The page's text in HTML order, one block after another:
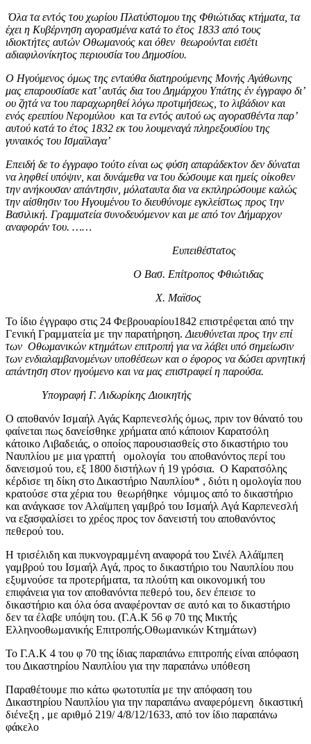
Όλα τα εντός του χωρίου Πλατύστομου της Φθιώτιδας κτήματα, τα
έχει η Κυβέρνηση αγορασμένα κατά το έτος 1833 από τους
ιδιοκτήτες αυτών Οθωμανούς και όθεν θεωρούνται εισέτι
αδιαφιλονίκητος περιουσία του Δημοσίου.
Ο Ηγούμενος όμως της ενταύθα διατηρούμενης Μονής Αγάθωνης
μας επαρουσίασε κατ’ αυτάς δια του Δημάρχου Υπάτης έν έγγραφο δι’
ου ζητά να του παραχωρηθεί λόγω προτιμήσεως, το λιβάδιον και
ενός ερειπίου Νερομύλου και τα εντός αυτού ως αγορασθέντα παρ’
αυτού κατά το έτος 1832 εκ του λουμεναγά πληρεξουσίου της
γυναικός του Ισμαϊλαγα’
Επειδή δε το έγγραφο τούτο είναι ως φύση απαράδεκτον δεν δύναται
να ληφθεί υπόψιν, και δυνάμεθα να του δώσουμε και ημείς οίκοθεν
την ανήκουσαν απάντησιν, μόλαταυτα δια να εκπληρώσουμε καλώς
την αίσθησιν του Ηγουμένου το διευθύνομε εγκλείστως προς την
Βασιλική. Γραμματεία συνοδευόμενον και με από τον Δήμαρχον
αναφοράν του. ……
Ευπειθέστατος
Ο Βασ. Επίτροπος Φθιώτιδας
Χ. Μαϊσος
Το ίδιο έγγραφο στις 24 Φεβρουαρίου1842 επιστρέφεται από την
Γενική Γραμματεία με την παρατήρηση. Διευθύνεται προς την επί
των Οθωμανικών κτημάτων επιτροπή για να λάβει υπό σημείωσιν
των ενδιαλαμβανομένων υποθέσεων και ο έφορος να δώσει αρνητική
απάντηση στον ηγούμενο και να μας επιστραφεί η παρούσα.
Υπογραφή Γ. Λιδωρίκης Διοικητής
Ο αποθανόν Ισμαήλ Αγάς Καρπενεσλής όμως, πριν τον θάνατό του
φαίνεται πως δανείσθηκε χρήματα από κάποιον Καρατσόλη
κάτοικο Λιβαδειάς, ο οποίος παρουσιασθείς στο δικαστήριο του
Ναυπλίου με μια γραπτή ομολογία του αποθανόντος περί του
δανεισμού του, εξ 1800 διστήλων ή 19 γρόσια. Ο Καρατσόλης
κέρδισε τη δίκη στο Δικαστήριο Ναυπλίου* , διότι η ομολογία που
κρατούσε στα χέρια του θεωρήθηκε νόμιμος από το δικαστήριο
και ανάγκασε τον Αλαϊμπεη γαμβρό του Ισμαήλ Αγά Καρπενεσλή
να εξασφαλίσει το χρέος προς τον δανειστή του αποθανόντος
πεθερού του.
Η τρισέλιδη και πυκνογραμμένη αναφορά του Σινέλ Αλάϊμπεη
γαμβρού του Ισμαήλ Αγά, προς το δικαστήριο του Ναυπλίου που
εξυμνούσε τα προτερήματα, τα πλούτη και οικονομική του
επιφάνεια για τον αποθανόντα πεθερό του, δεν έπεισε το
δικαστήριο και όλα όσα αναφέρονταν σε αυτό και το δικαστήριο
δεν τα έλαβε υπόψη του. (Γ.Α.Κ 56 φ 70 της Μικτής
Ελληνοοθωμανικής Επιτροπής.Οθωμανικών Κτημάτων)
Το Γ.Α.Κ 4 του φ 70 της ίδιας παραπάνω επιτροπής είναι απόφαση
του Δικαστηρίου Ναυπλίου για την παραπάνω υπόθεση
Παραθέτουμε πιο κάτω φωτοτυπία με την απόφαση του
Δικαστηρίου Ναυπλίου για την παραπάνω αναφερόμενη δικαστική
διένεξη , με αριθμό 219/ 4/8/12/1633, από τον ίδιο παραπάνω
φάκελο